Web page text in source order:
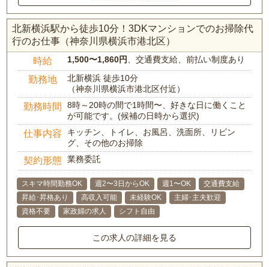
北新横浜駅から徒歩10分！3DKマンションでのお掃除代
行のお仕事（神奈川県横浜市港北区）
時給 1,500〜1,860円 、交通費支給、前払い制度あり
勤務地
北新横浜 徒歩10分
（神奈川県横浜市港北区付近）
勤務時間
8時～20時の間で1時間〜、好きな日に働くこと
が可能です。(候補の日時から選択)
仕事内容
キッチン、トイレ、お風呂、洗面所、リビン
グ、その他のお掃除
契約形態 業務委託
スキマ時間勤務OK 週2〜3日からOK 週1〜OK
交通費支給
昇給･昇格あり
高収入可能 未経験OK
主婦･主夫歓迎
資格不要
家政婦の求人 シフト自由
この求人の詳細を見る